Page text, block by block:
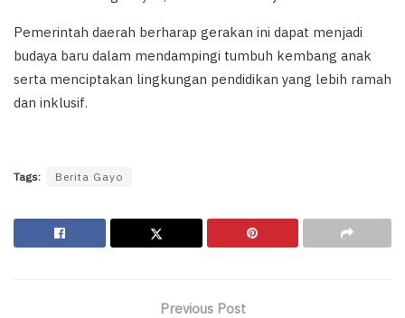
Pemerintah daerah berharap gerakan ini dapat menjadi
budaya baru dalam mendampingi tumbuh kembang anak
serta menciptakan lingkungan pendidikan yang lebih ramah
dan inklusif.
Tags: Berita Gayo
Previous Post